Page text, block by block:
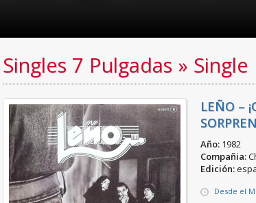
Singles 7 Pulgadas » Single
LEÑO –
Año: 1982
Compañia:
Edición:
Desde el